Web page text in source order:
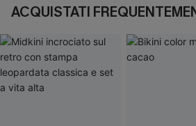
ACQUISTATI